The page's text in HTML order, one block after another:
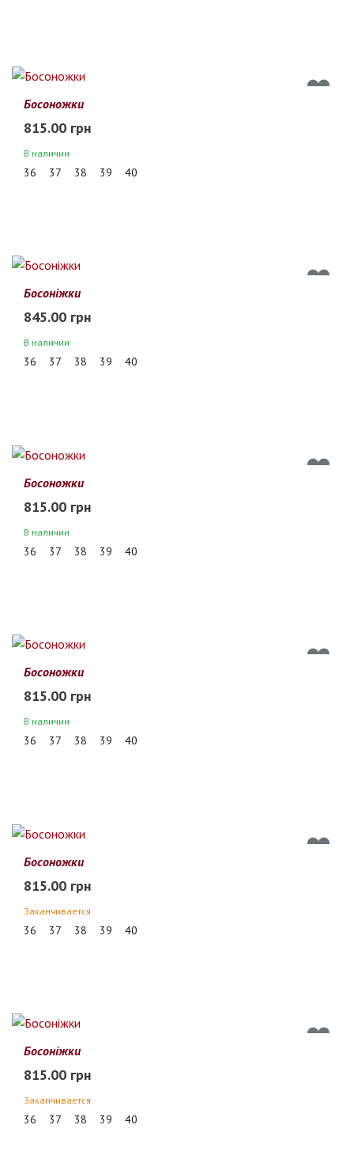
Босоножки
815.00 грн
В наличии
36 37 38 39 40
Босоніжки
845.00 грн
В наличии
36 37 38 39 40
Босоножки
815.00 грн
В наличии
36 37 38 39 40
Босоножки
815.00 грн
В наличии
36 37 38 39 40
Босоножки
815.00 грн
Заканчивается
36 37 38 39 40
Босоніжки
815.00 грн
Заканчивается
36 37 38 39 40